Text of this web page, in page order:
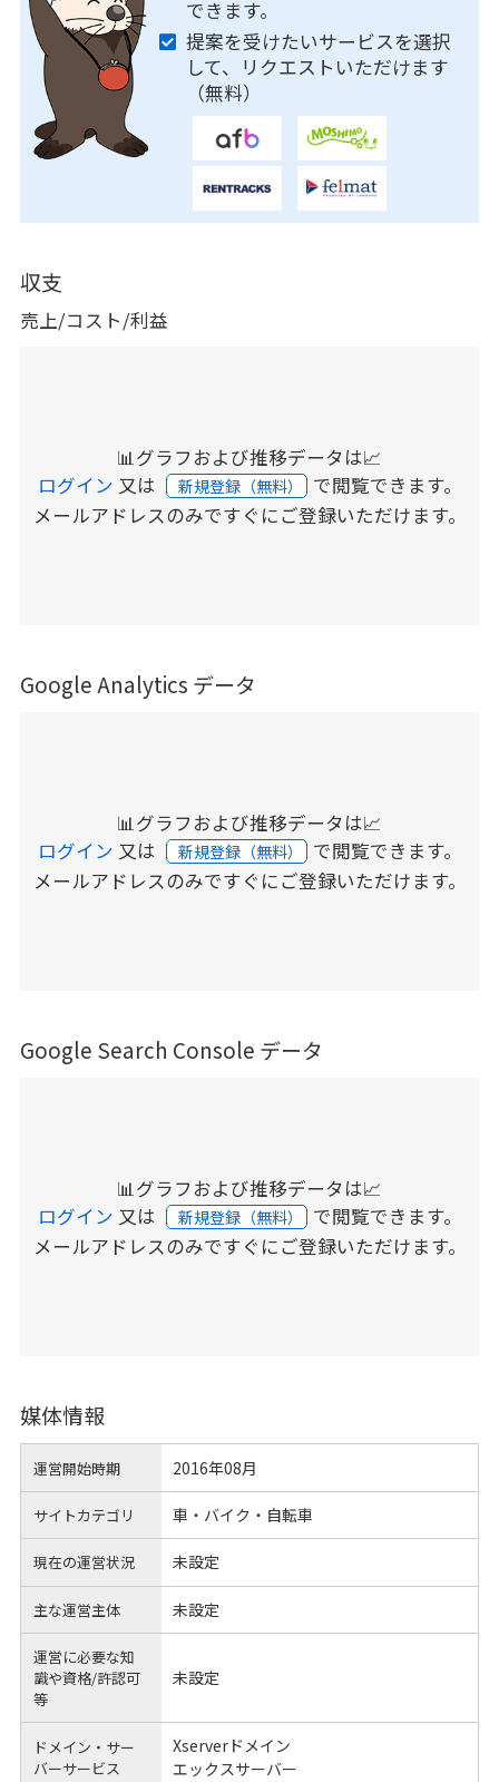
できます。
提案を受けたいサービスを選択
して、リクエストいただけます
（無料）
収支
売上/コスト/利益
📊グラフおよび推移データは📈
ログイン 又は 新規登録（無料） で閲覧できます。
メールアドレスのみですぐにご登録いただけます。
Google Analytics データ
📊グラフおよび推移データは📈
ログイン 又は 新規登録（無料） で閲覧できます。
メールアドレスのみですぐにご登録いただけます。
Google Search Console データ
📊グラフおよび推移データは📈
ログイン 又は 新規登録（無料） で閲覧できます。
メールアドレスのみですぐにご登録いただけます。
媒体情報
運営開始時期 2016年08月
サイトカテゴリ 車・バイク・自転車
現在の運営状況 未設定
主な運営主体 未設定
運営に必要な知
識や資格/許認可
等
未設定
ドメイン・サー
バーサービス
Xserverドメイン
エックスサーバー